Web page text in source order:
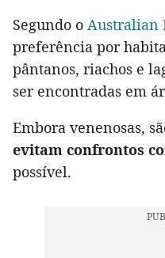
Segundo o Australian
preferência por
pântanos, riachos e
ser encontradas em
Embora venenosas,
evitam confrontos
possível.